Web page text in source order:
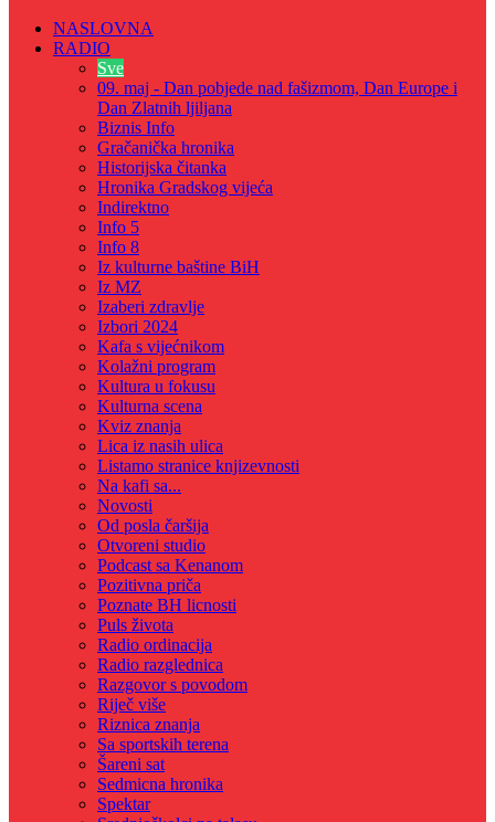
NASLOVNA
RADIO
Sve
09. maj - Dan pobjede nad fašizmom, Dan Europe i
Dan Zlatnih ljiljana
Biznis Info
Gračanička hronika
Historijska čitanka
Hronika Gradskog vijeća
Indirektno
Info 5
Info 8
Iz kulturne baštine BiH
Iz MZ
Izaberi zdravlje
Izbori 2024
Kafa s vijećnikom
Kolažni program
Kultura u fokusu
Kulturna scena
Kviz znanja
Lica iz nasih ulica
Listamo stranice knjizevnosti
Na kafi sa...
Novosti
Od posla čaršija
Otvoreni studio
Podcast sa Kenanom
Pozitivna priča
Poznate BH licnosti
Puls života
Radio ordinacija
Radio razglednica
Razgovor s povodom
Riječ više
Riznica znanja
Sa sportskih terena
Šareni sat
Sedmicna hronika
Spektar